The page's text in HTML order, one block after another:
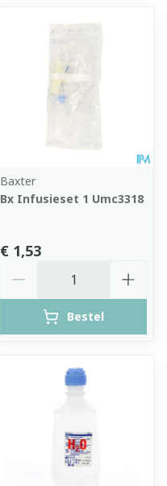
Baxter
Bx Infusieset 1 Umc3318
€ 1,53
Bestel